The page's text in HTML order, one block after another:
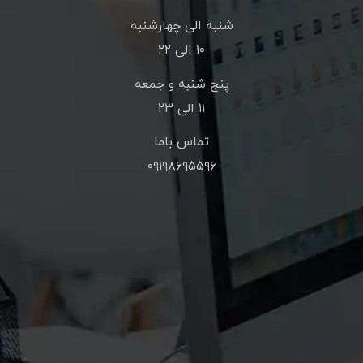
شنبه الی چهارشنبه
۱۰ الی ۲۲
پنج شنبه و جمعه
۱۱ الی ۲۳
تماس باما
۰۹۱۹۸۶۹۵۵۹۶